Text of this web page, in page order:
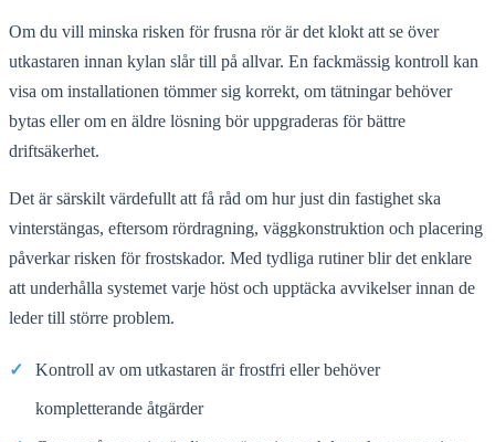
Om du vill minska risken för frusna rör är det klokt att se över
utkastaren innan kylan slår till på allvar. En fackmässig kontroll kan
visa om installationen tömmer sig korrekt, om tätningar behöver
bytas eller om en äldre lösning bör uppgraderas för bättre
driftsäkerhet.
Det är särskilt värdefullt att få råd om hur just din fastighet ska
vinterstängas, eftersom rördragning, väggkonstruktion och placering
påverkar risken för frostskador. Med tydliga rutiner blir det enklare
att underhålla systemet varje höst och upptäcka avvikelser innan de
leder till större problem.
✓ Kontroll av om utkastaren är frostfri eller behöver
kompletterande åtgärder